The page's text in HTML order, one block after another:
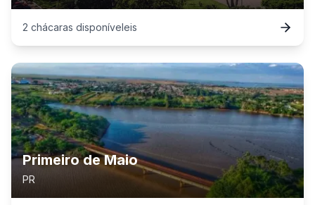
2 chácaras disponíveleis
Primeiro de Maio
PR